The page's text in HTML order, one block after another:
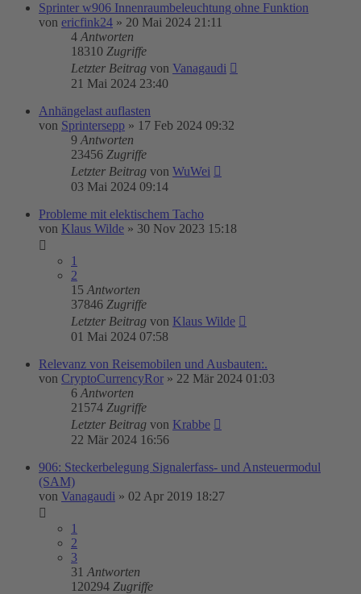
Sprinter w906 Innenraumbeleuchtung ohne Funktion
von ericfink24 » 20 Mai 2024 21:11
4 Antworten
18310 Zugriffe
Letzter Beitrag von Vanagaudi
21 Mai 2024 23:40
Anhängelast auflasten
von Sprintersepp » 17 Feb 2024 09:32
9 Antworten
23456 Zugriffe
Letzter Beitrag von WuWei
03 Mai 2024 09:14
Probleme mit elektischem Tacho
von Klaus Wilde » 30 Nov 2023 15:18
1
2
15 Antworten
37846 Zugriffe
Letzter Beitrag von Klaus Wilde
01 Mai 2024 07:58
Relevanz von Reisemobilen und Ausbauten:.
von CryptoCurrencyRor » 22 Mär 2024 01:03
6 Antworten
21574 Zugriffe
Letzter Beitrag von Krabbe
22 Mär 2024 16:56
906: Steckerbelegung Signalerfass- und Ansteuermodul
(SAM)
von Vanagaudi » 02 Apr 2019 18:27
1
2
3
31 Antworten
120294 Zugriffe